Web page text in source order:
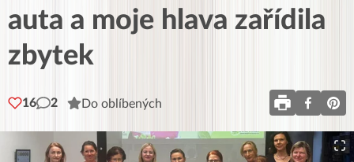
auta a moje hlava zařídila
zbytek
16 2 Do oblíbených